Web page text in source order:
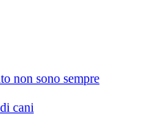
non sono sempre
cani